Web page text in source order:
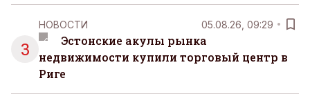
3
НОВОСТИ 05.08.26, 09:29
Эстонские акулы рынка
недвижимости купили торговый центр в
Риге